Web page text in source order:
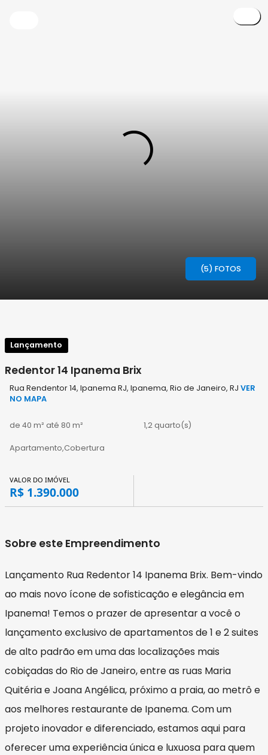
(5) FOTOS
Lançamento
Redentor 14 Ipanema Brix
Rua Rendentor 14, Ipanema RJ, Ipanema, Rio de Janeiro, RJ VER
NO MAPA
de 40 m² até 80 m² 1,2 quarto(s)
Apartamento,Cobertura
VALOR DO IMÓVEL
R$ 1.390.000
Sobre este Empreendimento
Lançamento Rua Redentor 14 Ipanema Brix. Bem-vindo
ao mais novo ícone de sofisticação e elegância em
Ipanema! Temos o prazer de apresentar a você o
lançamento exclusivo de apartamentos de 1 e 2 suites
de alto padrão em uma das localizações mais
cobiçadas do Rio de Janeiro, entre as ruas Maria
Quitéria e Joana Angélica, próximo a praia, ao metrô e
aos melhores restaurante de Ipanema. Com um
projeto inovador e diferenciado, estamos aqui para
oferecer uma experiência única e luxuosa para quem